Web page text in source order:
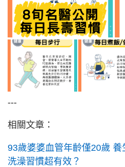
---
相關文章：
93歲婆婆血管年齡僅20歲
洗澡習慣超有效？